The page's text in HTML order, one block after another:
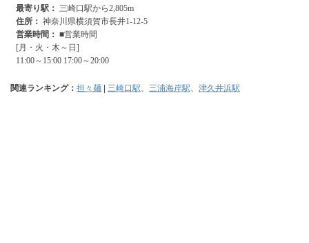
関連ランキング： 担々麺 | 三崎口駅 三浦海岸駅 津久井浜駅